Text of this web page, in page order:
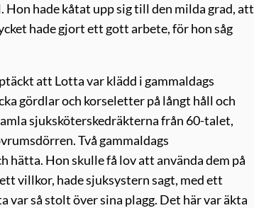
Hon hade kåtat upp sig till den milda grad, att
hade gjort ett gott arbete, för hon såg
att Lotta var klädd i gammaldags
gördlar och korseletter på långt håll och
sjuksköterskedräkterna från 60-talet,
Två gammaldags
Hon skulle få lov att använda dem på
villkor, hade sjuksystern sagt, med ett
var så stolt över sina plagg. Det här var äkta